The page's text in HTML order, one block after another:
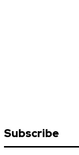
Subscribe